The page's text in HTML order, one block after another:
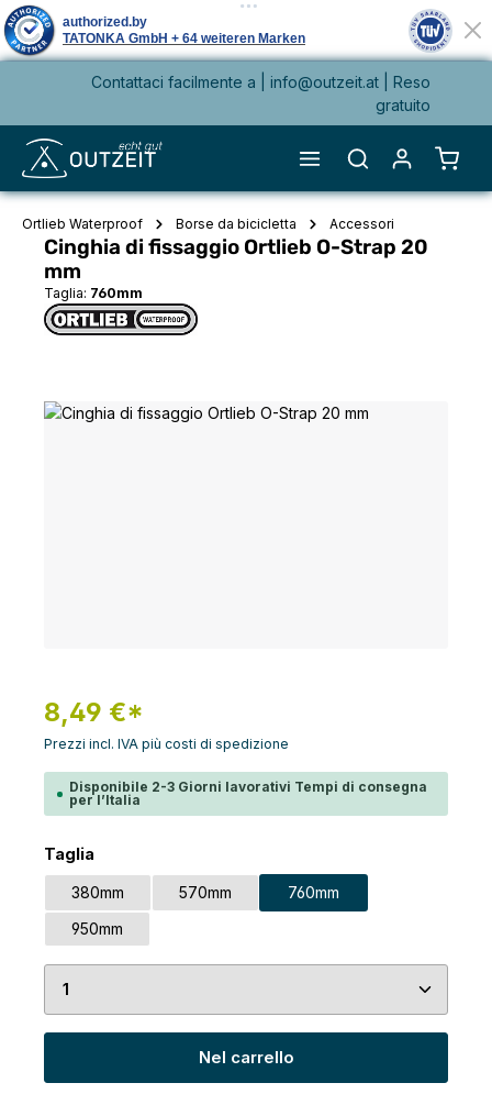
principaleContattaci facilmente a | info@outzeit.at
| Reso
gratuito
Il
Ortlieb Waterproof Borse da bicicletta Accessori
Cinghia di fissaggio Ortlieb O-Strap 20
mm
Taglia: 760mm
Salta la galleria di immagini
8,49 €*
Prezzi incl. IVA più costi di spedizione
Disponibile 2-3 Giorni lavorativi Tempi di consegna
per l’Italia
Seleziona
Taglia
380mm 570mm
760mm
950mm
Quantità del prodotto: inserisci la quantità
Nel carrello